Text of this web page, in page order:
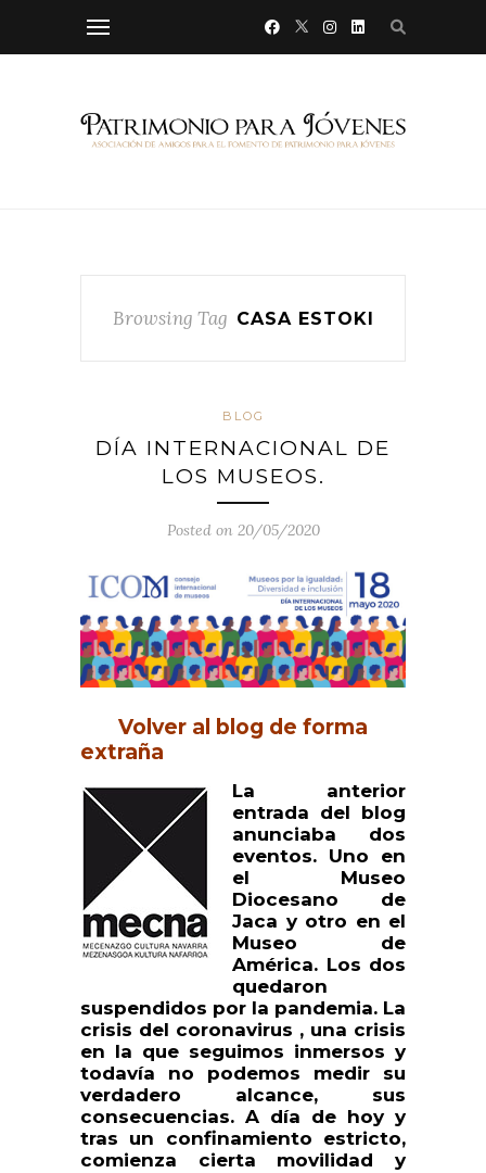
Browsing Tag CASA ESTOKI
BLOG
DÍA INTERNACIONAL DE
LOS MUSEOS.
Posted on 20/05/2020
Volver al blog de forma
extraña
La anterior
entrada del blog
anunciaba dos
eventos. Uno en
el Museo
Diocesano de
Jaca y otro en el
Museo de
América. Los dos
quedaron
suspendidos por la pandemia. La
crisis del coronavirus , una crisis
en la que seguimos inmersos y
todavía no podemos medir su
verdadero alcance, sus
consecuencias. A día de hoy y
tras un confinamiento estricto,
comienza cierta movilidad y